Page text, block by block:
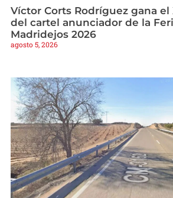
Víctor Corts Rodríguez gana el
del cartel anunciador de la
Madridejos 2026
agosto 5, 2026